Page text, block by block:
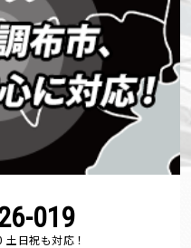
019
日祝も対応！